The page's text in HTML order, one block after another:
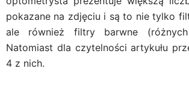
pokazane na zdjęciu i są to nie tylko
ale również filtry barwne (różnych
Natomiast dla czytelności artykułu
4 z nich.